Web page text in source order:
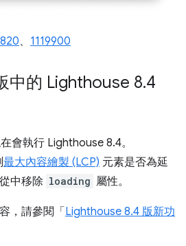
、 1119900
中的 Lighthouse 8.4
會執行 Lighthouse 8.4。
最大內容繪製 (LCP) 元素是否為延
中移除 loading 屬性。
，請參閱「 Lighthouse 8.4 版新功